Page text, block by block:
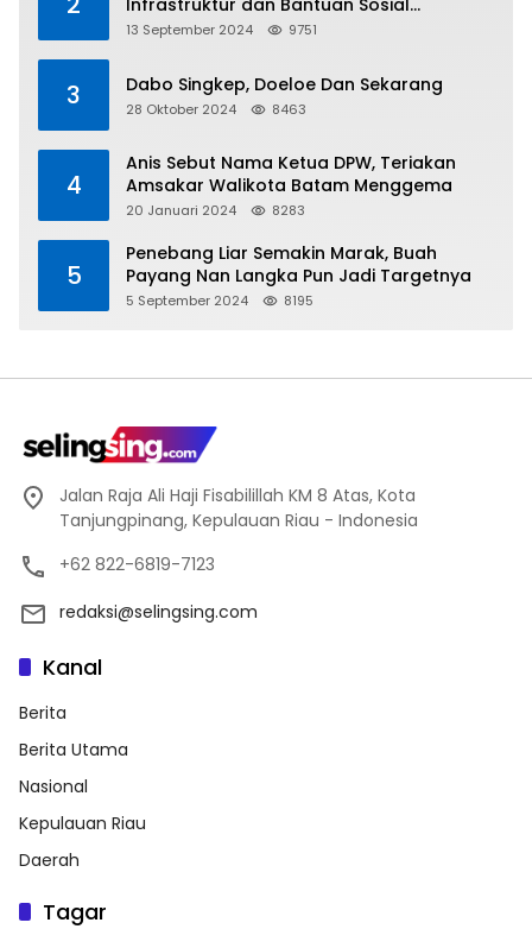
Infrastruktur dan Bantuan Sosial
Direalisasikan Hingga Pulau Tiga
13 September 2024 9751
3 Dabo Singkep, Doeloe Dan Sekarang
28 Oktober 2024 8463
4
Anis Sebut Nama Ketua DPW, Teriakan
Amsakar Walikota Batam Menggema
20 Januari 2024 8283
5
Penebang Liar Semakin Marak, Buah
Payang Nan Langka Pun Jadi Targetnya
5 September 2024 8195
Jalan Raja Ali Haji Fisabilillah KM 8 Atas, Kota
Tanjungpinang, Kepulauan Riau - Indonesia
+62 822-6819-7123
redaksi@selingsing.com
Kanal
Berita
Berita Utama
Nasional
Kepulauan Riau
Daerah
Tagar